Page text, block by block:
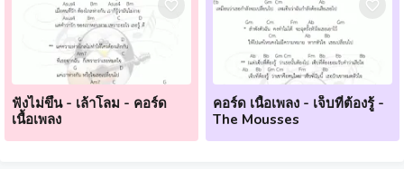
ฟังไม่ขึ้น - เล้าโลม - คอร์ด
เนื้อเพลง
คอร์ด เนื้อเพลง - เจ็บที่ต้องรู้ -
The Mousses